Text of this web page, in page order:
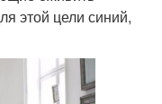
этой цели синий,